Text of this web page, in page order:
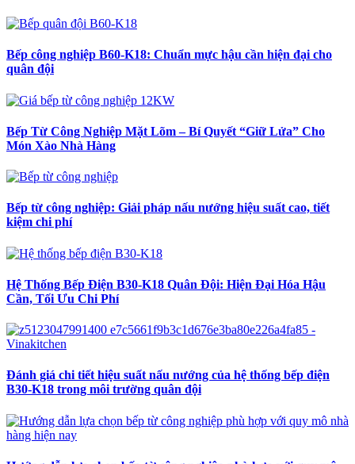
Bếp công nghiệp B60-K18: Chuẩn mực hậu cần hiện đại cho
quân đội
Bếp Từ Công Nghiệp Mặt Lõm – Bí Quyết “Giữ Lửa” Cho
Món Xào Nhà Hàng
Bếp từ công nghiệp: Giải pháp nấu nướng hiệu suất cao, tiết
kiệm chi phí
Hệ Thống Bếp Điện B30-K18 Quân Đội: Hiện Đại Hóa Hậu
Cần, Tối Ưu Chi Phí
Đánh giá chi tiết hiệu suất nấu nướng của hệ thống bếp điện
B30-K18 trong môi trường quân đội